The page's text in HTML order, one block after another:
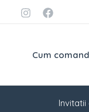
conținut
Cum
Invitatii